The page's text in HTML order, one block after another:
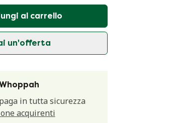
al carrello
un'offerta
in tutta sicurezza
acquirenti